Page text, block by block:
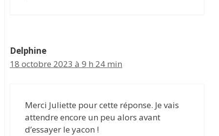
Delphine
18 octobre 2023 à 9 h 24 min
Merci Juliette pour cette réponse. Je vais
attendre encore un peu alors avant
d’essayer le yacon !